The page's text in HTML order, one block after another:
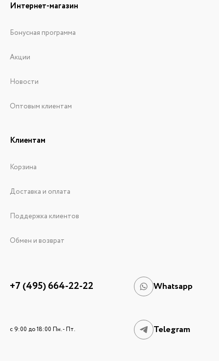
Интернет-магазин
Бонусная программа
Акции
Новости
Оптовым клиентам
Клиентам
Корзина
Доставка и оплата
Поддержка клиентов
Обмен и возврат
+7 (495) 664-22-22 Whatsapp
c 9:00 до 18:00 Пн. - Пт. Telegram